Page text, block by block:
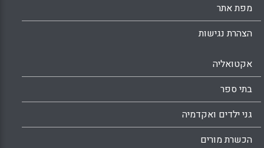
מפת אתר
הצהרת נגישות
אקטואליה
בתי ספר
גני ילדים ואקדמיה
הכשרת מורים